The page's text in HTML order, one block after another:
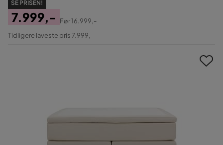
SE PRISEN!
Pris
7.999,-
Original
Før16.999,-
Tidligere laveste pris 7.999,-